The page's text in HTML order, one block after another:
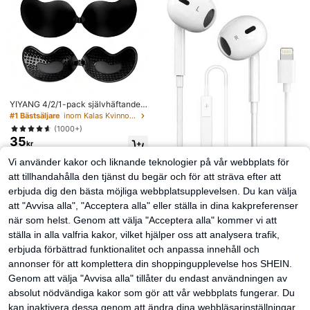
YIYANG 4/2/1-pack självhäftande r
ygglös push-up osynlig bh i silikon,
tvättbar, med framknäppning, bröstf
örstärkande, hudvänliga kupor, pas
sar kupstorlek A–D, för sommarklän
hör, present till kvinnor till jul och All
a hjärtans dag
#1 Bästsäljare
inom Kalas Kvinnors klibbiga BH
(1000+)
35kr
mikrofon och volymkontroll, kompa
tibla med , HiFi-stereo, brusreducer
ade, kompatibla med 14/13/12/11/X
R/XS/X/8/7, stöder alla iOS-system.
Dessa Lightning trådbundna hörlura
r är kompatibla med Apple-enheter,
in-ear-design, med HiFi-baseffekt,
ett idealiskt val för pendling med 14
Plus/13/12/11 Pro Max.
#1 Bästsäljare inom In-ear-hörlurar
59kr
Vi använder kakor och liknande teknologier på vår webbplats för
att tillhandahålla den tjänst du begär och för att sträva efter att
erbjuda dig den bästa möjliga webbplatsupplevelsen. Du kan välja
att "Avvisa alla", "Acceptera alla" eller ställa in dina kakpreferenser
när som helst. Genom att välja "Acceptera alla" kommer vi att
ställa in alla valfria kakor, vilket hjälper oss att analysera trafik,
erbjuda förbättrad funktionalitet och anpassa innehåll och
annonser för att komplettera din shoppingupplevelse hos SHEIN.
Genom att välja "Avvisa alla" tillåter du endast användningen av
absolut nödvändiga kakor som gör att vår webbplats fungerar. Du
kan inaktivera dessa genom att ändra dina webbläsarinställningar,